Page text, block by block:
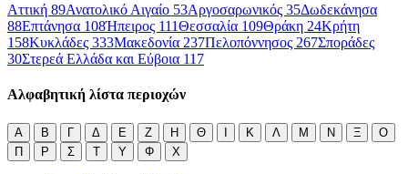
Αττική 89Ανατολικό Αιγαίο 53Αργοσαρωνικός 35Δωδεκάνησα
88Επτάνησα 108Ήπειρος 111Θεσσαλία 109Θράκη 24Κρήτη
158Κυκλάδες 333Μακεδονία 237Πελοπόννησος 267Σποράδες
30Στερεά Ελλάδα και Εύβοια 117
Αλφαβητική λίστα περιοχών
Α Β Γ Δ Ε Ζ Η Θ Ι Κ Λ Μ Ν Ξ
Ο
Π
Ρ Σ Τ Υ Φ Χ